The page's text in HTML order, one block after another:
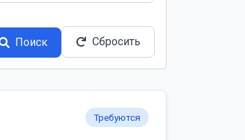
Поиск
Сбросить
Требуются